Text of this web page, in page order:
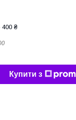
400 ₴
Купити з